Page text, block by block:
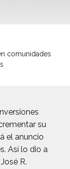
comunidades
su
el anuncio
Así lo dio a
R.